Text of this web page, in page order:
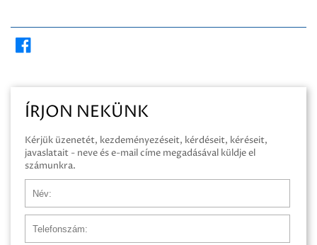
ÍRJON NEKÜNK
Kérjük üzenetét, kezdeményezéseit, kérdéseit, kéréseit,
javaslatait - neve és e-mail címe megadásával küldje el
számunkra.